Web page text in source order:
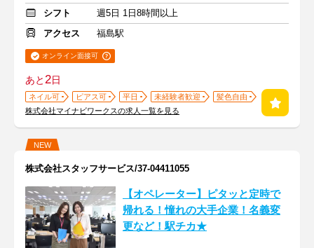
シフト
週5日 1日8時間以上
アクセス
福島駅
オンライン面接可
あと2日
ネイル可 ピアス可 平日 未経験者歓迎
髪色自由
株式会社マイナビワークスの求人一覧を見る
NEW
株式会社スタッフサービス/37-04411055
【オペレーター】ピタッと定時で
帰れる！憧れの大手企業！名義変
更など！駅チカ★